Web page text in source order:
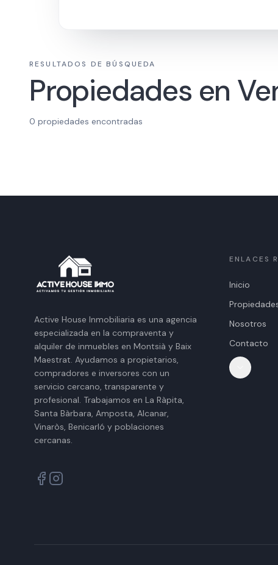
RESULTADOS DE BÚSQUEDA
Propiedades en
0 propiedades encontradas
Active House Inmobiliaria es una agencia
especializada en la compraventa y
alquiler de inmuebles en Montsià y Baix
Maestrat. Ayudamos a propietarios,
compradores e inversores con un
servicio cercano, transparente y
profesional. Trabajamos en La Ràpita,
Santa Bàrbara, Amposta, Alcanar,
Vinaròs, Benicarló y poblaciones
cercanas.
ENLACES
Inicio
Nosotros
Contacto